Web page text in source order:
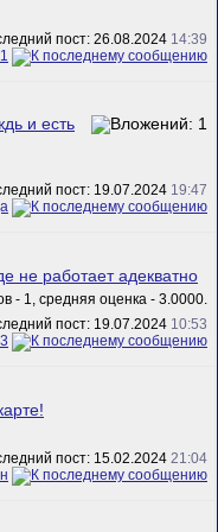
пост: 26.08.2024 14:39
и есть
пост: 19.07.2024 19:47
не работает адекватно
пост: 19.07.2024 10:53
пост: 15.02.2024 21:04